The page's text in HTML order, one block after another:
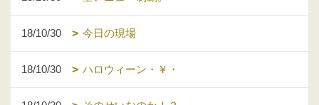
18/10/30 今日の現場
18/10/30 ハロウィーン・￥・